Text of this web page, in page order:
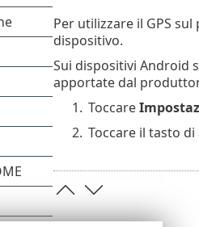
Per utilizzare il GPS
dispositivo.
Sui dispositivi Android
apportate dal
1. Toccare
2. Toccare il tasto